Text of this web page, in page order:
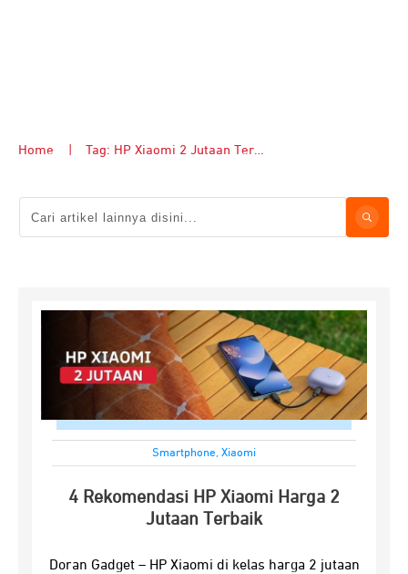
Home Tag: HP Xiaomi 2 Jutaan Terbaik
Smartphone, Xiaomi
4 Rekomendasi HP Xiaomi Harga 2
Jutaan Terbaik
Doran Gadget – HP Xiaomi di kelas harga 2 jutaan